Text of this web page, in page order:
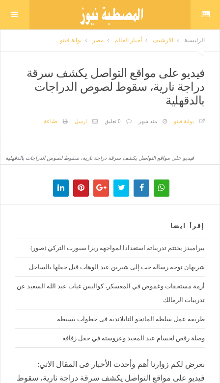
الرئيسية الارشيف أخبار العالم مصر بوابة فيتو
فيديو على مواقع التواصل يكشف سرقة
دراجة نارية، سقوط لصوص الدراجات
بالدقهلية
بوابة فيتو منذ شهر 0 تعليق ارسل طباعة
فيديو على مواقع التواصل يكشف سرقة دراجة نارية، سقوط لصوص الدراجات بالدقهلية
إقرأ ايضا
بيراميدز يختتم تدريباته استعدادا لمواجهة ريزا سبورت التركي (صور)
شريهان توجه رسالة حب إلى شيرين عبد الوهاب قبل حفلها بالساحل
أزمة مستحقات وغموض في المعسكر، كواليس غياب عبد الله السعيد عن
تدريبات الزمالك
طريقة عمل سلطة المانجو التايلاندية فى خطوات بسيطة
وصلة رقص لحسام عبد المجيد وعروسته في حفل زفافه
نعرض لكم زوارنا أهم وأحدث الأخبار فى المقال الاتي:
فيديو على مواقع التواصل يكشف سرقة دراجة نارية، سقوط